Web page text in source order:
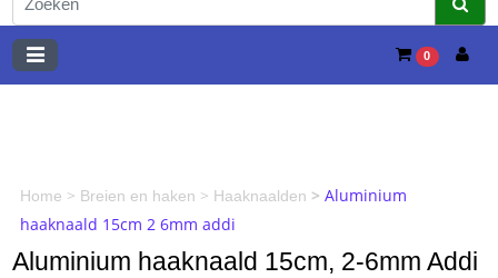
0
Home > Breien en haken > Haaknaalden > Aluminium
haaknaald 15cm 2 6mm addi
Aluminium haaknaald 15cm, 2-6mm Addi